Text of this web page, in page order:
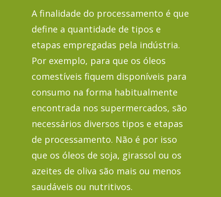
A finalidade do processamento é que
define a quantidade de tipos e
etapas empregadas pela indústria.
Por exemplo, para que os óleos
comestíveis fiquem disponíveis para
consumo na forma habitualmente
encontrada nos supermercados, são
necessários diversos tipos e etapas
de processamento. Não é por isso
que os óleos de soja, girassol ou os
azeites de oliva são mais ou menos
saudáveis ou nutritivos.